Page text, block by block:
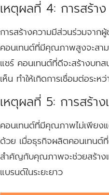
เหตุผลที่ 4: การสร้า
การสร้างความมีส่วนร่วมจาก
คอนเทนต์ที่มีคุณภาพสูงจะสาม
แชร์ คอนเทนต์ที่ดีจะสร้างบท
เห็น ทำให้เกิดการเชื่อมต่อระ
เหตุผลที่ 5: การสร้า
คอนเทนต์ที่มีคุณภาพไม่เพียง
ด้วย เมื่อธุรกิจผลิตคอนเทนต์
สำคัญกับคุณภาพจะช่วยสร้างแ
แบรนด์ในระยะยาว